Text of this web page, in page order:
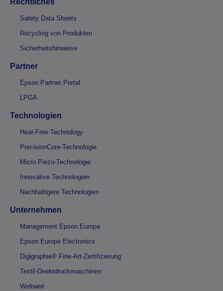
Safety Data Sheets
Recycling von Produkten
Sicherheitshinweise
Partner
Epson Partner Portal
LPGA
Technologien
Heat-Free Technology
PrecisionCore-Technologie
Micro Piezo-Technologie
Innovative Technologien
Nachhaltigere Technologien
Unternehmen
Management Epson Europa
Epson Europe Electronics
Digigraphie® Fine-Art-Zertifizierung
Textil-Direktdruckmaschinen
Weltweit